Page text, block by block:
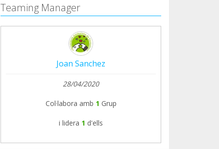
Teaming Manager
Joan Sanchez
28/04/2020
Col·labora amb 1 Grup
i lidera 1 d'ells